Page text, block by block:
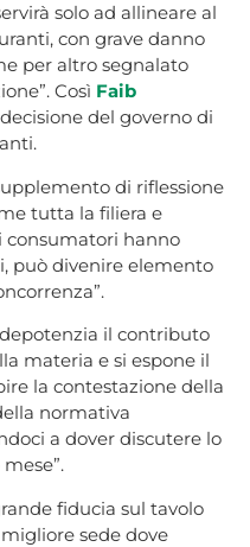
solo ad allineare al
con grave danno
per altro segnalato
Così Faib
del governo di
di riflessione
tutta la filiera e
consumatori hanno
può divenire elemento
il contributo
materia e si espone il
la contestazione della
normativa
a dover discutere lo
fiducia sul tavolo
sede dove